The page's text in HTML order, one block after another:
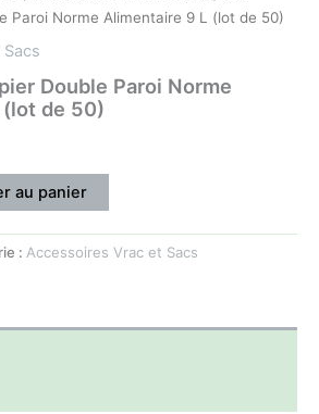
Paroi Norme Alimentaire 9 L (lot de 50)
Double Paroi Norme
de 50)
au panier
: Accessoires Vrac et Sacs